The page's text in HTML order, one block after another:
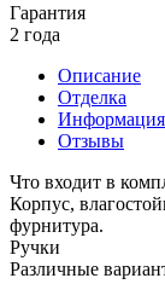
Гарантия
2 года
Описание
Отделка
Информация
Отзывы
Что входит в
Корпус,
фурнитура.
Ручки
Различные